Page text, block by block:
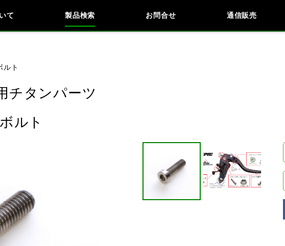
て 製品検索 お問合せ 通信販売
閉じる
ルト
チタンパーツ
ルト